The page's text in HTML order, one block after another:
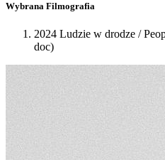
Wybrana Filmografia
2024 Ludzie w drodze /
doc)